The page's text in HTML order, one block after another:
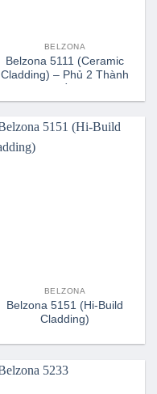
BELZONA
Belzona 5111 (Ceramic
Cladding) – Phủ 2 Thành
Phần
BELZONA
Belzona 5151 (Hi-Build
Cladding)